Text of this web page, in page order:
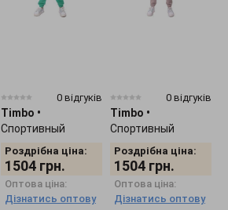
0 відгуків
Timbo •
Спортивный
костюм Joe
K077321
Роздрібна ціна:
1504 грн.
Оптова ціна:
Дізнатись оптову
0 відгуків
Timbo •
Спортивный
костюм Joe
K077352
Роздрібна ціна:
1504 грн.
Оптова ціна:
Дізнатись оптову